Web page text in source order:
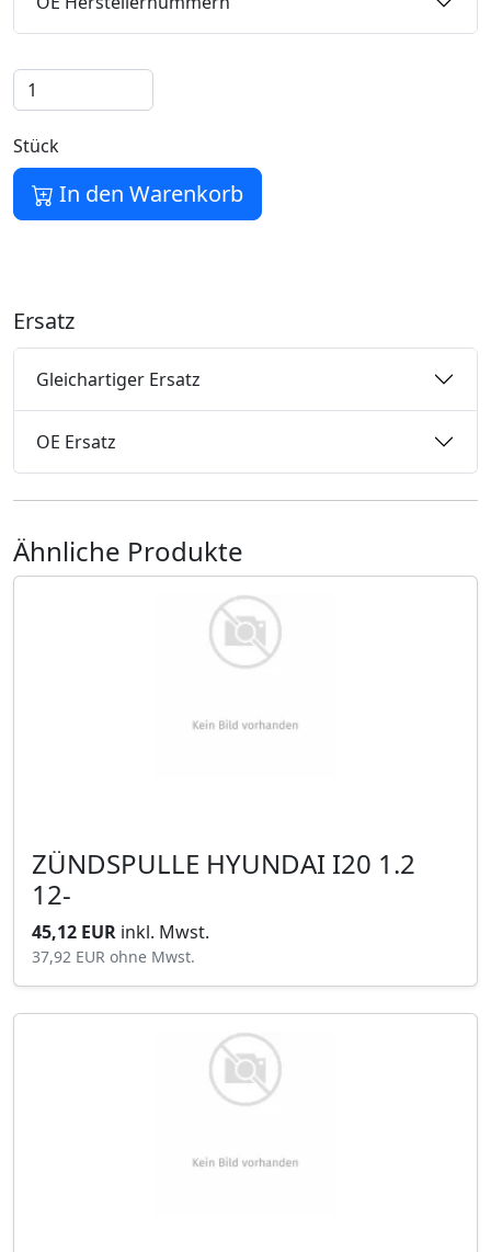
Stück
In den Warenkorb
Ersatz
Gleichartiger Ersatz
OE Ersatz
Ähnliche Produkte
ZÜNDSPULLE HYUNDAI I20 1.2
12-
45,12 EUR inkl. Mwst.
37,92 EUR ohne Mwst.